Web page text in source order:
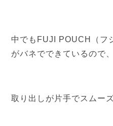
中でもFUJI POUCH（フ
がバネでできているので、
取り出しが片手でスムー